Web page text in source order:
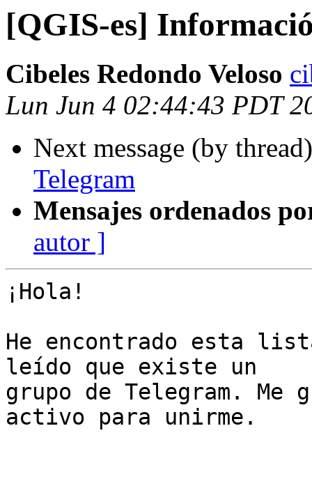
[QGIS-es]
Cibeles Redondo Veloso
Lun Jun 4 02:44:43 PDT
Next message (by
Telegram
Mensajes ordenados
autor ]
¡Hola!
He encontrado esta
leído que existe un
grupo de Telegram.
activo para unirme.